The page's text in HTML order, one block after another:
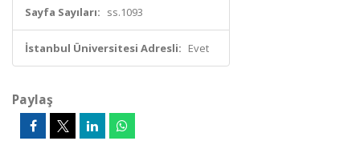
Sayfa Sayıları: ss.1093
İstanbul Üniversitesi Adresli: Evet
Paylaş